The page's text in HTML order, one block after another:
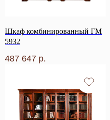
Шкаф комбинированный ГМ
5932
487 647 р.